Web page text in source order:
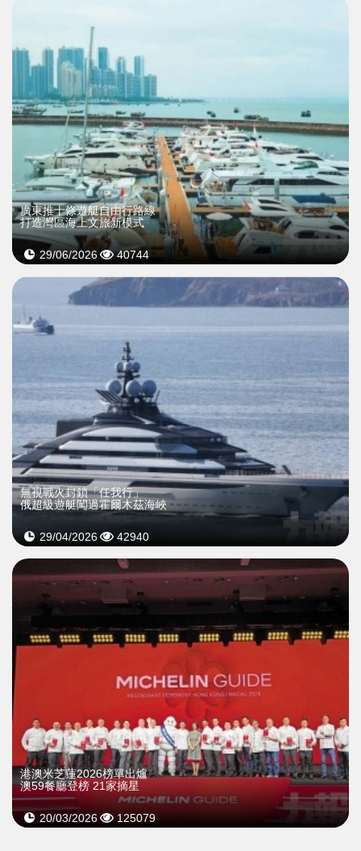
廣東推十條遊艇自由行路線
打造灣區海上文旅新模式
29/06/2026 40744
無視戰火封鎖「任我行」
俄超級遊艇闖過霍爾木茲海峽
29/04/2026 42940
>
港澳米芝蓮2026榜單出爐
澳59餐廳登榜 21家摘星
20/03/2026 125079